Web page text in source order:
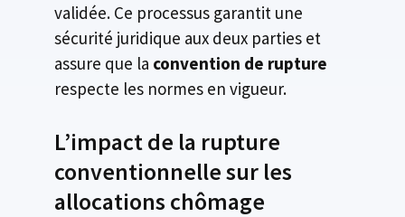
validée. Ce processus garantit une
sécurité juridique aux deux parties et
assure que la convention de rupture
respecte les normes en vigueur.
L’impact de la rupture
conventionnelle sur les
allocations chômage